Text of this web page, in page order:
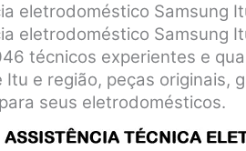
eletrodoméstico Samsung
eletrodoméstico Samsung
técnicos experientes e
Itu e região, peças originais,
seus eletrodomésticos.